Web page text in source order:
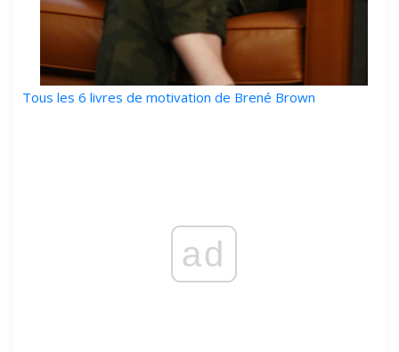
Tous les 6 livres de motivation de Brené Brown
ad